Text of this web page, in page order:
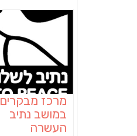
מרכז מבקרים
במושב נתיב
העשרה